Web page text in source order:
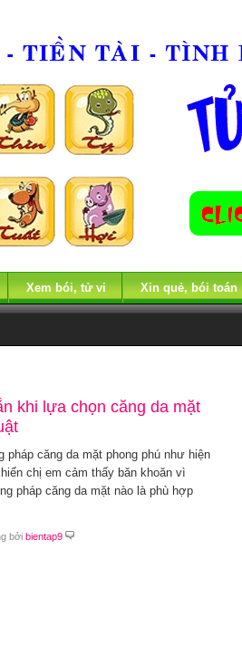
Xem bói, tử vi Xin quẻ, bói toán
khi lựa chọn căng da mặt
căng da mặt phong phú như hiện
chị em cảm thấy băn khoăn vì
pháp căng da mặt nào là phù hợp
bởi bientap9